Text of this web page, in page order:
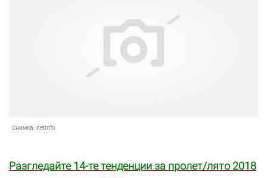
Снимка: netinfo
Разгледайте 14-те тенденции за пролет/лято 2018